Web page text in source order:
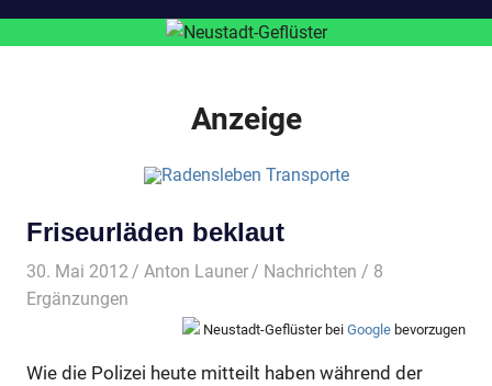
Anzeige
Friseurläden beklaut
30. Mai 2012 Anton Launer Nachrichten / 8
Ergänzungen
Neustadt-Geflüster bei Google bevorzugen
Wie die Polizei heute mitteilt haben während der